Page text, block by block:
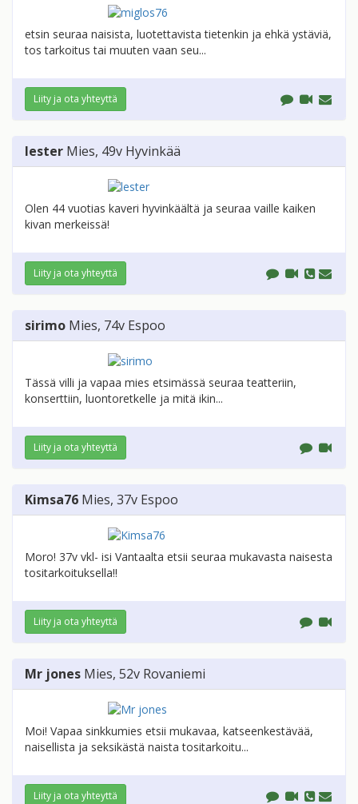
etsin seuraa naisista, luotettavista tietenkin ja ehkä ystäviä,
tos tarkoitus tai muuten vaan seu...
Liity ja ota yhteyttä
lester Mies, 49v Hyvinkää
Olen 44 vuotias kaveri hyvinkäältä ja seuraa vaille kaiken
kivan merkeissä!
Liity ja ota yhteyttä
sirimo Mies, 74v Espoo
Tässä villi ja vapaa mies etsimässä seuraa teatteriin,
konserttiin, luontoretkelle ja mitä ikin...
Liity ja ota yhteyttä
Kimsa76 Mies, 37v Espoo
Moro! 37v vkl- isi Vantaalta etsii seuraa mukavasta naisesta
tositarkoituksella!!
Liity ja ota yhteyttä
Mr jones Mies, 52v Rovaniemi
Moi! Vapaa sinkkumies etsii mukavaa, katseenkestävää,
naisellista ja seksikästä naista tositarkoitu...
Liity ja ota yhteyttä